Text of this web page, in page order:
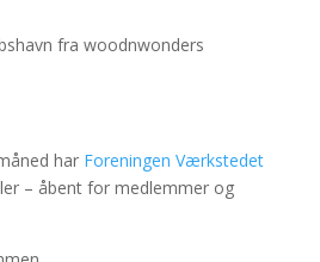
har Foreningen Værkstedet
– åbent for medlemmer og